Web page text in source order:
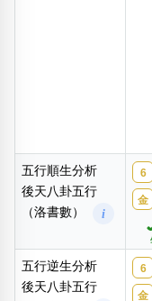
五行順生分析
後天八卦五行
（洛書數）
i
6
金
五行逆生分析
後天八卦五行
6
金